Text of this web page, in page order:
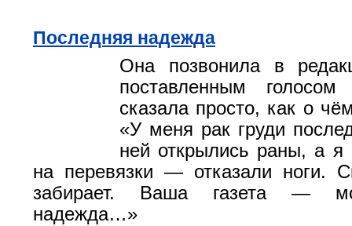
Последняя надежда
Она позвонила в
поставленным голосом
сказала просто, как о
«У меня рак груди
ней открылись раны, а я
на перевязки — отказали ноги.
забирает. Ваша газета —
надежда…»